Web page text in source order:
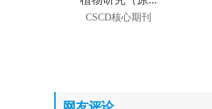
CSCD核心期刊